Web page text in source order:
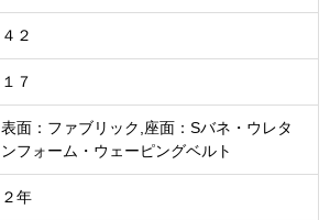
４２
１７
表面：ファブリック,座面：Sバネ・ウレタ
ンフォーム・ウェーピングベルト
２年